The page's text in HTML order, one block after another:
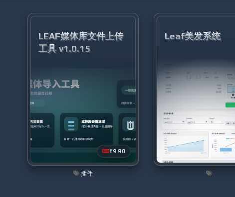
24789598
1343098847 379200447
LEAF媒体库文件上传
工具 v1.0.15
¥9.90
插件
Leaf美发系统